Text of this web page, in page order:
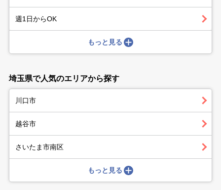
週1日からOK
もっと見る
埼玉県で人気のエリアから探す
川口市
越谷市
さいたま市南区
もっと見る